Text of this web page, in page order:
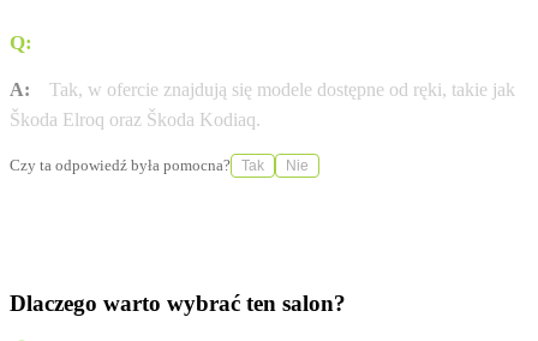
Q:
A:
Tak, w ofercie znajdują się modele dostępne od ręki, takie jak
Škoda Elroq oraz Škoda Kodiaq.
Czy ta odpowiedź była pomocna? Tak Nie
Dlaczego warto wybrać ten salon?